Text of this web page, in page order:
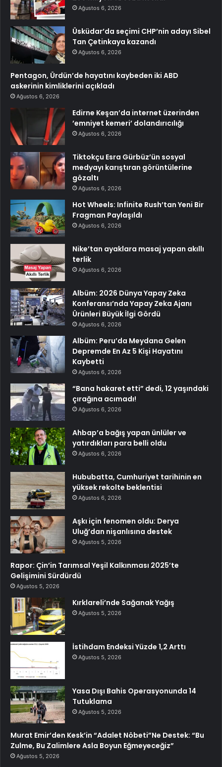
Ağustos 6, 2026
Üsküdar’da seçimi CHP’nin adayı Sibel
Tan Çetinkaya kazandı
Ağustos 6, 2026
Pentagon, Ürdün’de hayatını kaybeden iki ABD
askerinin kimliklerini açıkladı
Ağustos 6, 2026
Edirne Keşan’da internet üzerinden
’emniyet kemeri’ dolandırıcılığı
Ağustos 6, 2026
Tiktokçu Esra Gürbüz’ün sosyal
medyayı karıştıran görüntülerine
gözaltı
Ağustos 6, 2026
Hot Wheels: Infinite Rush’tan Yeni Bir
Fragman Paylaşıldı
Ağustos 6, 2026
Nike’tan ayaklara masaj yapan akıllı
terlik
Ağustos 6, 2026
Albüm: 2026 Dünya Yapay Zeka
Konferansı’nda Yapay Zeka Ajanı
Ürünleri Büyük İlgi Gördü
Ağustos 6, 2026
Albüm: Peru’da Meydana Gelen
Depremde En Az 5 Kişi Hayatını
Kaybetti
Ağustos 6, 2026
“Bana hakaret etti” dedi, 12 yaşındaki
çırağına acımadı!
Ağustos 6, 2026
Ahbap’a bağış yapan ünlüler ve
yatırdıkları para belli oldu
Ağustos 6, 2026
Hububatta, Cumhuriyet tarihinin en
yüksek rekolte beklentisi
Ağustos 6, 2026
Aşkı için fenomen oldu: Derya
Uluğ’dan nişanlısına destek
Ağustos 5, 2026
Rapor: Çin’in Tarımsal Yeşil Kalkınması 2025’te
Gelişimini Sürdürdü
Ağustos 5, 2026
Kırklareli’nde Sağanak Yağış
Ağustos 5, 2026
İstihdam Endeksi Yüzde 1,2 Arttı
Ağustos 5, 2026
Yasa Dışı Bahis Operasyonunda 14
Tutuklama
Ağustos 5, 2026
Murat Emir’den Kesk’in “Adalet Nöbeti”Ne Destek: “Bu
Zulme, Bu Zalimlere Asla Boyun Eğmeyeceğiz”
Ağustos 5, 2026